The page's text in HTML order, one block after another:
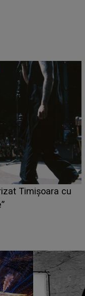
care are șansa să
neașteptată îi